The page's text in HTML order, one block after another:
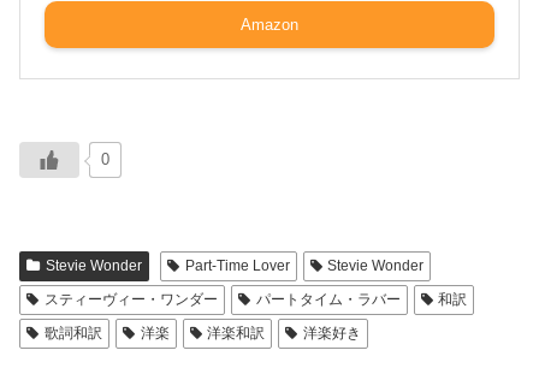
Amazon
0
Stevie Wonder Part-Time Lover
Stevie Wonder
スティーヴィー・ワンダー
パートタイム・ラバー
和訳
歌詞和訳
洋楽 洋楽和訳 洋楽好き